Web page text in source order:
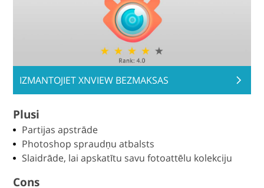
IZMANTOJIET XNVIEW BEZMAKSAS
Plusi
Partijas apstrāde
Photoshop spraudņu atbalsts
Slaidrāde, lai apskatītu savu fotoattēlu kolekciju
Cons